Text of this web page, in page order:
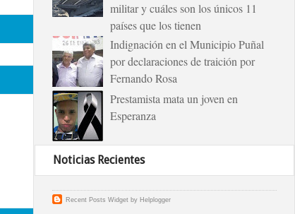
militar y cuáles son los únicos 11
países que los tienen
Indignación en el Municipio Puñal
por declaraciones de traición por
Fernando Rosa
Prestamista mata un joven en
Esperanza
Noticias Recientes
Recent Posts Widgetby Helplogger